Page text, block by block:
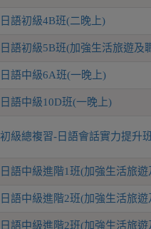
日語初級4B班(二晚上)
日語初級5B班(加強生活旅遊
日語中級6A班(一晚上)
日語中級10D班(一晚上)
初級總複習-日語會話實力提升
日語中級進階1班(加強生活旅
日語中級進階2班(加強生活旅
日語中級進階2班(加強生活旅